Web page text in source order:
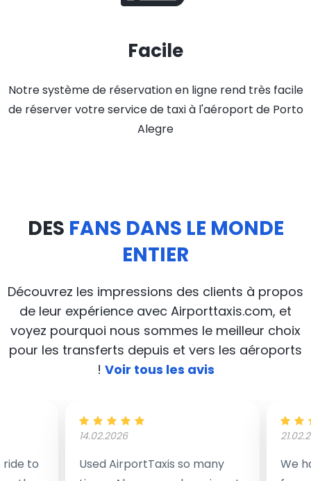
Facile
Notre système de réservation en ligne rend très facile
de réserver votre service de taxi à l'aéroport de Porto
Alegre
DES FANS DANS LE MONDE
ENTIER
Découvrez les impressions des clients à propos
de leur expérience avec Airporttaxis.com, et
voyez pourquoi nous sommes le meilleur choix
pour les transferts depuis et vers les aéroports
! Voir tous les avis
to
14.02.2026
Used AirportTaxis so many
We